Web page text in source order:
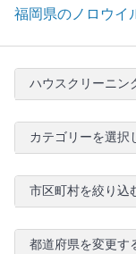
福岡県のノロウイ
ハウスクリーニン
カテゴリーを選択
市区町村を絞り込
都道府県を変更す